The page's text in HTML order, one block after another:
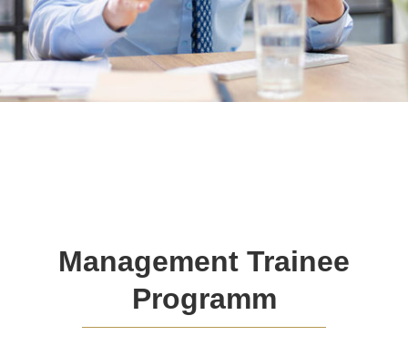
Management Trainee
Programm